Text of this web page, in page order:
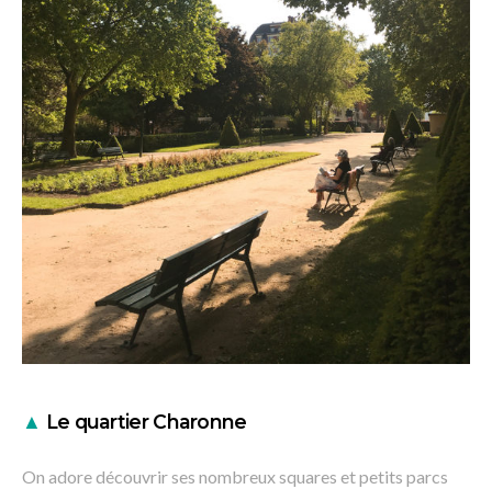
▲ Le quartier Charonne
On adore découvrir ses nombreux squares et petits parcs